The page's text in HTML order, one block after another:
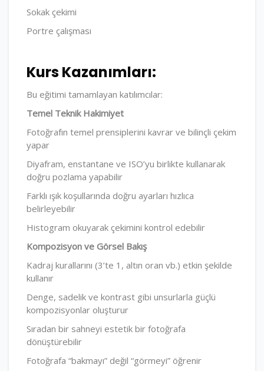
Sokak çekimi
Portre çalışması
Kurs Kazanımları:
Bu eğitimi tamamlayan katılımcılar:
Temel Teknik Hakimiyet
Fotoğrafın temel prensiplerini kavrar ve bilinçli çekim
yapar
Diyafram, enstantane ve ISO’yu birlikte kullanarak
doğru pozlama yapabilir
Farklı ışık koşullarında doğru ayarları hızlıca
belirleyebilir
Histogram okuyarak çekimini kontrol edebilir
Kompozisyon ve Görsel Bakış
Kadraj kurallarını (3’te 1, altın oran vb.) etkin şekilde
kullanır
Denge, sadelik ve kontrast gibi unsurlarla güçlü
kompozisyonlar oluşturur
Sıradan bir sahneyi estetik bir fotoğrafa
dönüştürebilir
Fotoğrafa “bakmayı” değil “görmeyi” öğrenir